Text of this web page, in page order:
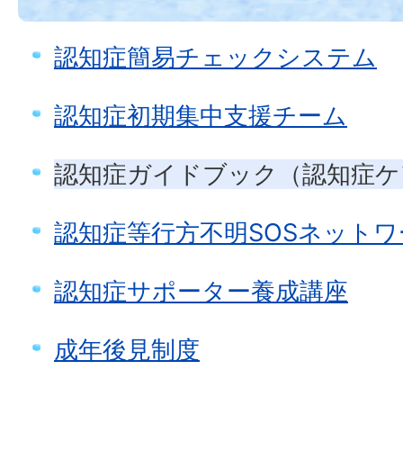
認知症簡易チェックシステム
認知症初期集中支援チーム
認知症ガイドブック（認知症
認知症等行方不明SOSネット
認知症サポーター養成講座
成年後見制度